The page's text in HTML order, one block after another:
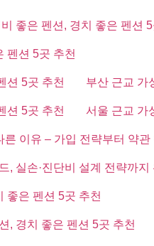
좋은 펜션, 경치 좋은 펜션 5
펜션 5곳 추천
션 5곳 추천 부산 근교 가
션 5곳 추천 서울 근교 가
른 이유 – 가입 전략부터 약
, 실손·진단비 설계 전략까지
좋은 펜션 5곳 추천
, 경치 좋은 펜션 5곳 추천